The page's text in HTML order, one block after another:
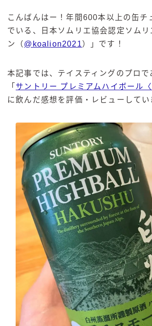
サントリー
ー196℃ ストロングゼロ
ー196℃ ザ・まるごと
CRAFT－196℃
こだわり酒場
BAR Pomum（バー・ポームム）
角ハイボール
トリスハイボール
ジムビームハイボール
GREEN1/2（グリーンハーフ）
鏡月焼酎ハイ
アサヒ
贅沢搾り
樽ハイ倶楽部
ザ・レモンクラフト
ザ・カクテルクラフト
Slat(すらっと）
月庵
クリアクーラー
こんばんはー！年間600本以上の缶チ
でいる、日本ソムリエ協会認定ソム
ン（ @koalion2021）」です！
本記事では、テイスティングのプロで
「 サントリー プレミアムハイボール〈
に飲んだ感想を評価・レビューしてい